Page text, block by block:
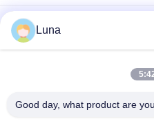
Полностью автоматический
воздуха ткани, отсутствие
оксидация
Автоматическая машина для
системой управления
Luna
Good day, what product are